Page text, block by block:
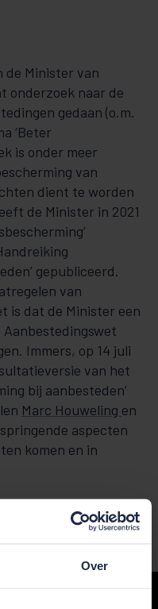
Over
de Minister van
onderzoek naar de
gedaan (o.m.
‘Beter
is onder meer
van
dient te worden
de Minister in 2021
gepubliceerd.
van
is dat de Minister een
Immers, op 14 juli
van het
bij aanbesteden’
Marc Houweling en
aspecten
komen en in